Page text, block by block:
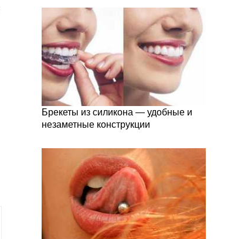
Брекеты из силикона — удобные и
незаметные конструкции